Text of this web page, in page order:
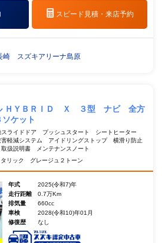
スピード見積・ 来店予約
崎 スズキアリーナ島原
ＨＹＢＲＩＤ Ｘ ３型 ナビ 全方
ケット
ライドドア プッシュスタート シートヒーター
軽減システム アイドリングストップ 横滑り防止
扱説明書 メンテナンスノート
リック グレージュ２トーン
年式
2025(令和7)年
走行距離
0.7万Km
排気量
660cc
車検
2028(令和10)年01月
修復歴
なし